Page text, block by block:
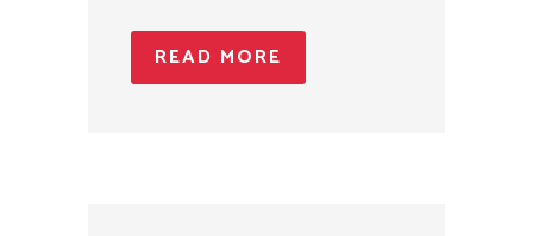
READ MORE